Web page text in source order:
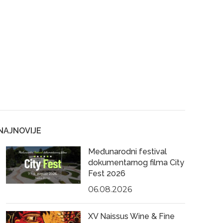
Međunarodni festival
dokumentarnog filma City
Fest 2026
06.08.2026
XV Naissus Wine & Fine